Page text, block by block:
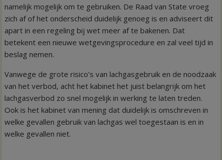
namelijk mogelijk om te gebruiken. De Raad van State vroeg
zich af of het onderscheid duidelijk genoeg is en adviseert dit
apart in een regeling bij wet meer af te bakenen. Dat
betekent een nieuwe wetgevingsprocedure en zal veel tijd in
beslag nemen.
Vanwege de grote risico’s van lachgasgebruik en de noodzaak
van het verbod, acht het kabinet het juist belangrijk om het
lachgasverbod zo snel mogelijk in werking te laten treden.
Ook is het kabinet van mening dat duidelijk is omschreven in
welke gevallen gebruik van lachgas wel toegestaan is en in
welke gevallen niet.